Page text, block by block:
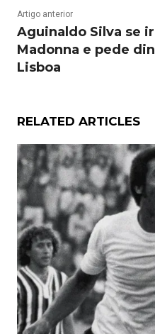
Artigo anterior
Aguinaldo Silva se
Madonna e pede
Lisboa
RELATED ARTICLES